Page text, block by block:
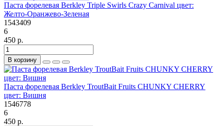
Паста форелевая Berkley Triple Swirls Crazy Carnival цвет:
Желто-Оранжево-Зеленая
1543409
6
450 р.
В корзину
Паста форелевая Berkley TroutBait Fruits CHUNKY CHERRY
цвет: Вишня
1546778
6
450 р.